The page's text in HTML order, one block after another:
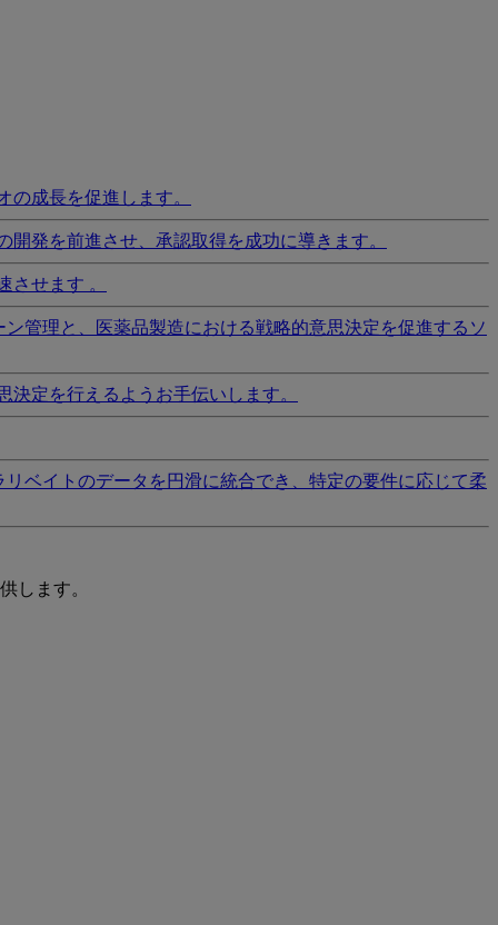
成長を促進します。
発を前進させ、承認取得を成功に導きます。
せます 。
管理と、医薬品製造における戦略的意思決定を促進するソ
定を行えるようお手伝いします。
ベイトのデータを円滑に統合でき、特定の要件に応じて柔
します。